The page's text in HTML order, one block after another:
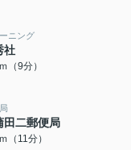
ニング
社
（9分）
田二郵便局
（11分）